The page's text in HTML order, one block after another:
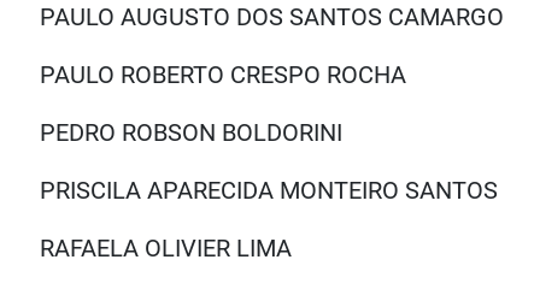
PAULO AUGUSTO DOS SANTOS
PAULO ROBERTO CRESPO ROCHA
PEDRO ROBSON BOLDORINI
PRISCILA APARECIDA MONTEIRO SANTOS
RAFAELA OLIVIER LIMA